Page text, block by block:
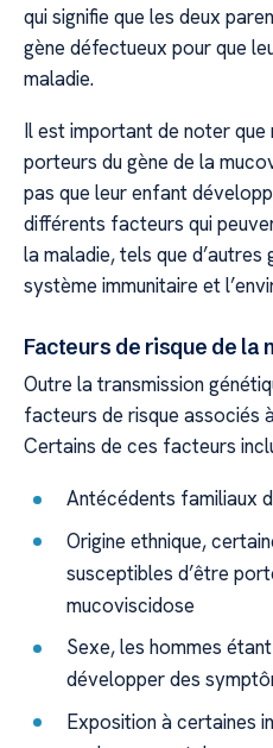
qui signifie que les deux
gène défectueux pour que
maladie.
Il est important de noter
porteurs du gène de la
pas que leur enfant
différents facteurs qui
la maladie, tels que d’autres
système immunitaire et
Facteurs de risque de la
Outre la transmission
facteurs de risque associés
Certains de ces facteurs
Antécédents familiaux
Origine ethnique,
susceptibles d’être
mucoviscidose
Sexe, les hommes
développer des
Exposition à certaines